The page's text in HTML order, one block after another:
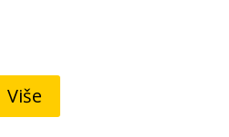
Više